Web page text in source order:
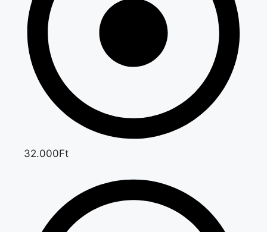
32.000Ft